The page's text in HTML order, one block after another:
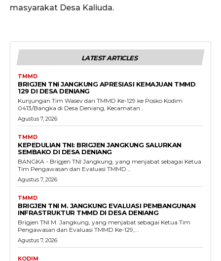
masyarakat Desa Kaliuda.
LATEST ARTICLES
TMMD
BRIGJEN TNI JANGKUNG APRESIASI KEMAJUAN TMMD
129 DI DESA DENIANG
Kunjungan Tim Wasev dari TMMD Ke-129 ke Posko Kodim
0413/Bangka di Desa Deniang, Kecamatan...
Agustus 7, 2026
TMMD
KEPEDULIAN TNI: BRIGJEN JANGKUNG SALURKAN
SEMBAKO DI DESA DENIANG
BANGKA - Brigjen TNI Jangkung, yang menjabat sebagai Ketua
Tim Pengawasan dan Evaluasi TMMD...
Agustus 7, 2026
TMMD
BRIGJEN TNI M. JANGKUNG EVALUASI PEMBANGUNAN
INFRASTRUKTUR TMMD DI DESA DENIANG
Brigjen TNI M. Jangkung, yang menjabat sebagai Ketua Tim
Pengawasan dan Evaluasi TMMD Ke-129,...
Agustus 7, 2026
KODIM